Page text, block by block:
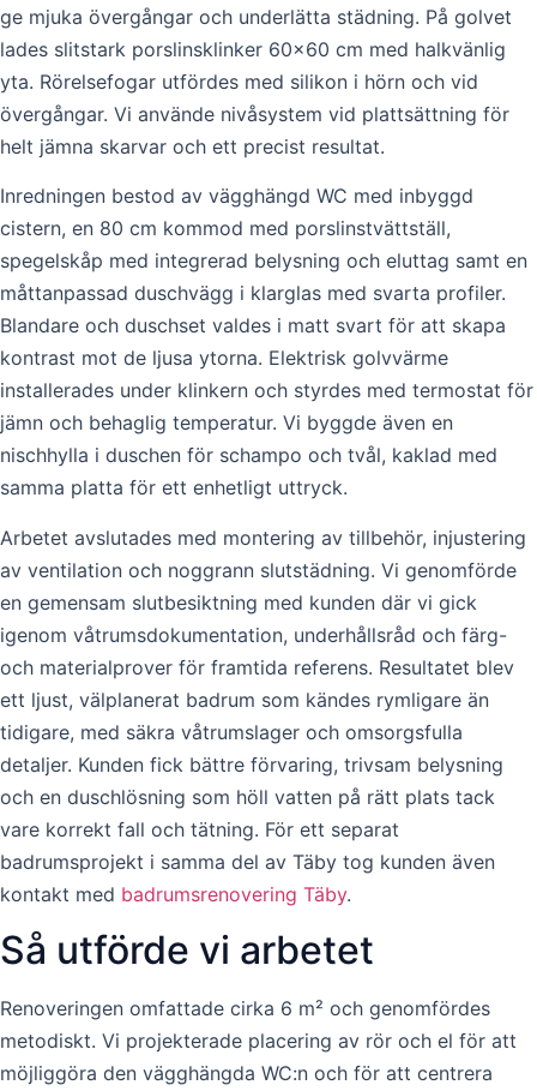
ge mjuka övergångar och underlätta städning. På golvet
lades slitstark porslinsklinker 60×60 cm med halkvänlig
yta. Rörelsefogar utfördes med silikon i hörn och vid
övergångar. Vi använde nivåsystem vid plattsättning för
helt jämna skarvar och ett precist resultat.
Inredningen bestod av vägghängd WC med inbyggd
cistern, en 80 cm kommod med porslinstvättställ,
spegelskåp med integrerad belysning och eluttag samt en
måttanpassad duschvägg i klarglas med svarta profiler.
Blandare och duschset valdes i matt svart för att skapa
kontrast mot de ljusa ytorna. Elektrisk golvvärme
installerades under klinkern och styrdes med termostat för
jämn och behaglig temperatur. Vi byggde även en
nischhylla i duschen för schampo och tvål, kaklad med
samma platta för ett enhetligt uttryck.
Arbetet avslutades med montering av tillbehör, injustering
av ventilation och noggrann slutstädning. Vi genomförde
en gemensam slutbesiktning med kunden där vi gick
igenom våtrumsdokumentation, underhållsråd och färg-
och materialprover för framtida referens. Resultatet blev
ett ljust, välplanerat badrum som kändes rymligare än
tidigare, med säkra våtrumslager och omsorgsfulla
detaljer. Kunden fick bättre förvaring, trivsam belysning
och en duschlösning som höll vatten på rätt plats tack
vare korrekt fall och tätning. För ett separat
badrumsprojekt i samma del av Täby tog kunden även
kontakt med badrumsrenovering Täby.
Så utförde vi arbetet
Renoveringen omfattade cirka 6 m² och genomfördes
metodiskt. Vi projekterade placering av rör och el för att
möjliggöra den vägghängda WC:n och för att centrera